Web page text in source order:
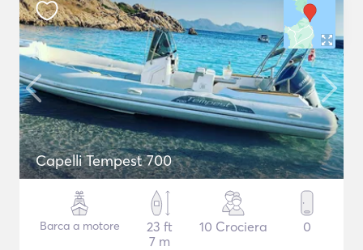
Capelli Tempest 700
Barca a motore
23 ft
7 m
10 Crociera 0